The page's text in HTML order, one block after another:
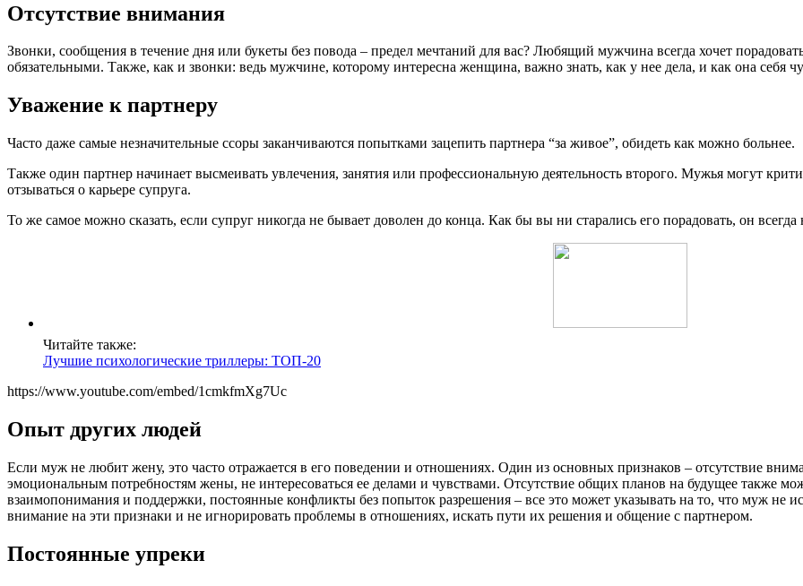
Отсутствие внимания
Звонки, сообщения в течение дня или букеты без повода – предел мечтаний для вас? Любящий мужчина всегда хочет
обязательными. Также, как и звонки: ведь мужчине, которому интересна женщина, важно знать, как у нее дела, и как она себя
Уважение к партнеру
Часто даже самые незначительные ссоры заканчиваются попытками зацепить партнера “за живое”, обидеть как можно больнее.
Также один партнер начинает высмеивать увлечения, занятия или профессиональную деятельность второго. Мужья могут
отзываться о карьере супруга.
То же самое можно сказать, если супруг никогда не бывает доволен до конца. Как бы вы ни старались его порадовать, он
Читайте также:
Лучшие психологические триллеры: ТОП-20
https://www.youtube.com/embed/1cmkfmXg7Uc
Опыт других людей
Если муж не любит жену, это часто отражается в его поведении и отношениях. Один из основных признаков – отсутствие
эмоциональным потребностям жены, не интересоваться ее делами и чувствами. Отсутствие общих планов на будущее также
взаимопонимания и поддержки, постоянные конфликты без попыток разрешения – все это может указывать на то, что муж не
внимание на эти признаки и не игнорировать проблемы в отношениях, искать пути их решения и общение с партнером.
Постоянные упреки